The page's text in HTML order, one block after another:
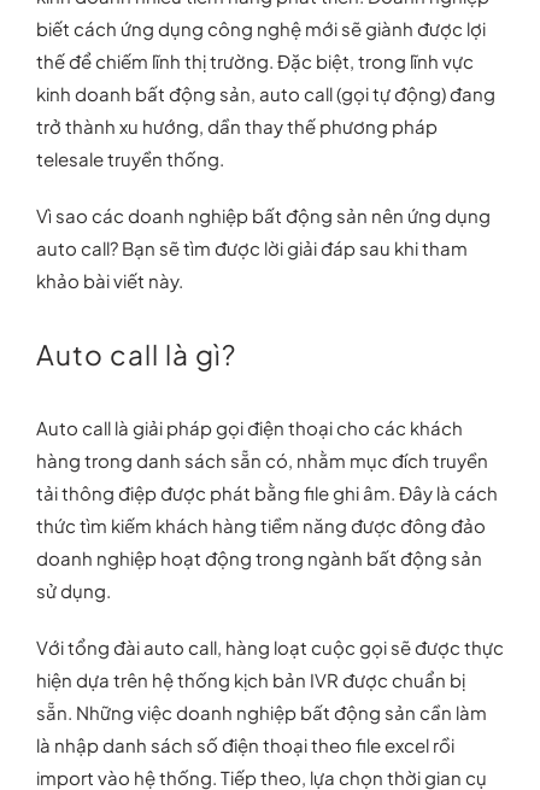
biết cách ứng dụng công nghệ mới sẽ giành được lợi
thế để chiếm lĩnh thị trường. Đặc biệt, trong lĩnh vực
kinh doanh bất động sản, auto call (gọi tự động) đang
trở thành xu hướng, dần thay thế phương pháp
telesale truyền thống.
Vì sao các doanh nghiệp bất động sản nên ứng dụng
auto call? Bạn sẽ tìm được lời giải đáp sau khi tham
khảo bài viết này.
Auto call là gì?
Auto call là giải pháp gọi điện thoại cho các khách
hàng trong danh sách sẵn có, nhằm mục đích truyền
tải thông điệp được phát bằng file ghi âm. Đây là cách
thức tìm kiếm khách hàng tiềm năng được đông đảo
doanh nghiệp hoạt động trong ngành bất động sản
sử dụng.
Với tổng đài auto call, hàng loạt cuộc gọi sẽ được thực
hiện dựa trên hệ thống kịch bản IVR được chuẩn bị
sẵn. Những việc doanh nghiệp bất động sản cần làm
là nhập danh sách số điện thoại theo file excel rồi
import vào hệ thống. Tiếp theo, lựa chọn thời gian cụ